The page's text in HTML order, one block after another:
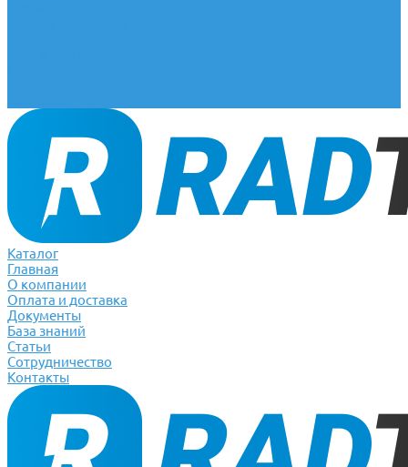
Каталог
Главная
О компании
Оплата и доставка
Документы
База знаний
Статьи
Сотрудничество
Контакты